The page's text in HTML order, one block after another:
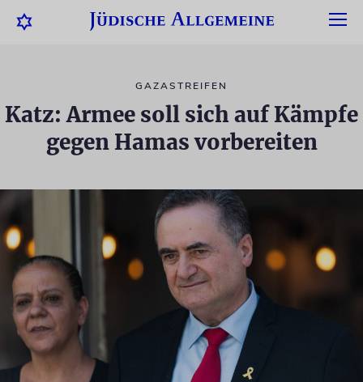
GAZASTREIFEN
Katz: Armee soll sich auf Kämpfe
gegen Hamas vorbereiten